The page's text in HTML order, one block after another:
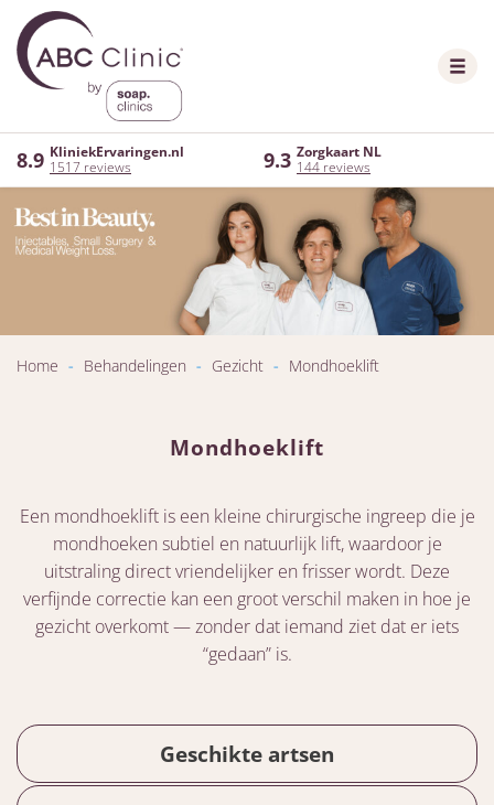
8.9 KliniekErvaringen.nl
1517 reviews
9.3 Zorgkaart NL
144 reviews
Home - Behandelingen - Gezicht - Mondhoeklift
Mondhoeklift
Een mondhoeklift is een kleine chirurgische ingreep die je
mondhoeken subtiel en natuurlijk lift, waardoor je
uitstraling direct vriendelijker en frisser wordt. Deze
verfijnde correctie kan een groot verschil maken in hoe je
gezicht overkomt — zonder dat iemand ziet dat er iets
“gedaan” is.
Geschikte artsen